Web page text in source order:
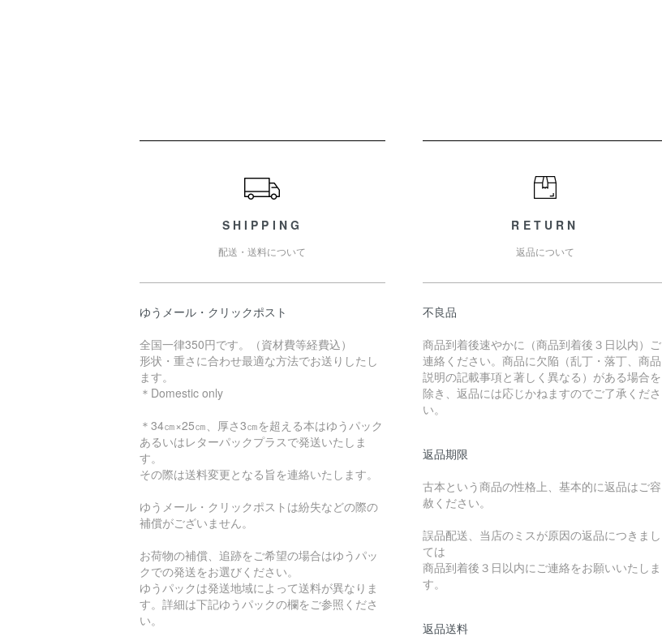
SHIPPING
配送・送料について
ゆうメール・クリックポスト
全国一律350円です。（資材費等経費込）
形状・重さに合わせ最適な方法でお送りしたし
ます。
＊Domestic only
＊34㎝×25㎝、厚さ3㎝を超える本はゆうパック
あるいはレターパックプラスで発送いたしま
す。
その際は送料変更となる旨を連絡いたします。
ゆうメール・クリックポストは紛失などの際の
補償がございません。
お荷物の補償、追跡をご希望の場合はゆうパッ
クでの発送をお選びください。
ゆうパックは発送地域によって送料が異なりま
す。詳細は下記ゆうパックの欄をご参照くださ
い。
RETURN
返品について
不良品
商品到着後速やかに（商品到着後３日以内）ご
連絡ください。商品に欠陥（乱丁・落丁、商品
説明の記載事項と著しく異なる）がある場合を
除き、返品には応じかねますのでご了承くださ
い。
返品期限
古本という商品の性格上、基本的に返品はご容
赦ください。
誤品配送、当店のミスが原因の返品につきまし
ては
商品到着後３日以内にご連絡をお願いいたしま
す。
返品送料